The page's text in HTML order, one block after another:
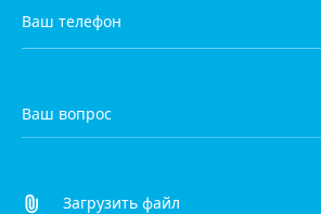
Загрузить файл